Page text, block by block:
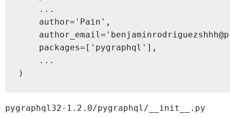
    ...
    author='Pain',
    packages=['pygraphql'],
    ...
)
pygraphql32-1.2.0/pygraphql/__init__.py